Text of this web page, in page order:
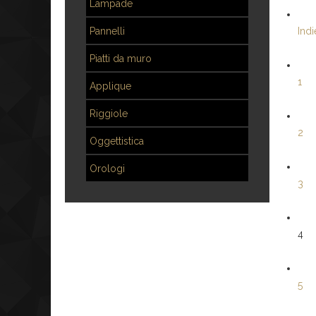
1
2
3
4
5
Lampade
Pannelli
Piatti da muro
Applique
Riggiole
Oggettistica
Orologi